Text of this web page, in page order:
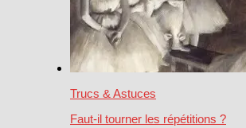
Trucs & Astuces
Faut-il tourner les répétitions ?